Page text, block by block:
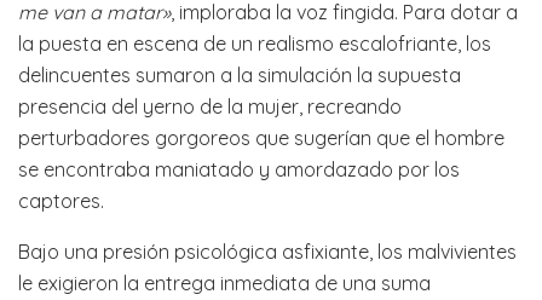
me van a matar», imploraba la voz fingida. Para dotar a
la puesta en escena de un realismo escalofriante, los
delincuentes sumaron a la simulación la supuesta
presencia del yerno de la mujer, recreando
perturbadores gorgoreos que sugerían que el hombre
se encontraba maniatado y amordazado por los
captores.
Bajo una presión psicológica asfixiante, los malvivientes
le exigieron la entrega inmediata de una suma